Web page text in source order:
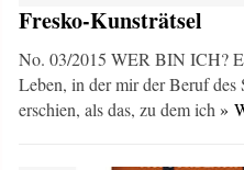
Fresko-Kunsträtsel
No. 03/2015 WER BIN ICH?
Leben, in der mir der Beruf des
erschien, als das, zu dem ich»